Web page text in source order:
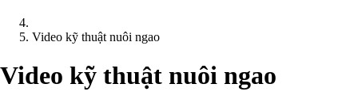
Video kỹ thuật nuôi ngao
Video kỹ thuật nuôi ngao